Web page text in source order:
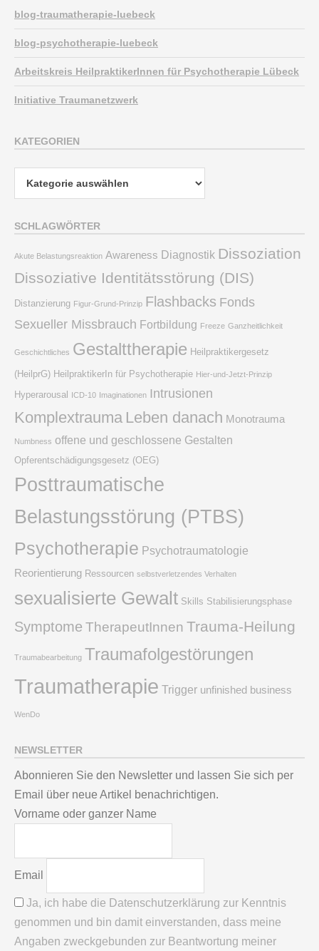
blog-traumatherapie-luebeck
blog-psychotherapie-luebeck
Arbeitskreis HeilpraktikerInnen für Psychotherapie Lübeck
Initiative Traumanetzwerk
KATEGORIEN
SCHLAGWÖRTER
Akute Belastungsreaktion Awareness Diagnostik Dissoziation
Dissoziative Identitätsstörung (DIS)
Distanzierung Figur-Grund-Prinzip Flashbacks Fonds
Sexueller Missbrauch Fortbildung Freeze Ganzheitlichkeit
Geschichtliches Gestalttherapie Heilpraktikergesetz
(HeilprG) HeilpraktikerIn für Psychotherapie Hier-und-Jetzt-Prinzip
Hyperarousal ICD-10 Imaginationen Intrusionen
Komplextrauma Leben danach Monotrauma
Numbness offene und geschlossene Gestalten
Opferentschädigungsgesetz (OEG)
Posttraumatische
Belastungsstörung (PTBS)
Psychotherapie Psychotraumatologie
Reorientierung Ressourcen selbstverletzendes Verhalten
sexualisierte Gewalt Skills Stabilisierungsphase
Symptome TherapeutInnen Trauma-Heilung
Traumabearbeitung Traumafolgestörungen
Traumatherapie Trigger unfinished business
WenDo
NEWSLETTER
Abonnieren Sie den Newsletter und lassen Sie sich per
Email über neue Artikel benachrichtigen.
Vorname oder ganzer Name
Email
Ja, ich habe die Datenschutzerklärung zur Kenntnis
genommen und bin damit einverstanden, dass meine
Angaben zweckgebunden zur Beantwortung meiner